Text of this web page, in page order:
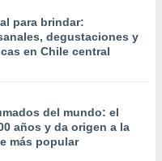
para brindar:
degustaciones y
en Chile central
del mundo: el
años y da origen a la
más popular